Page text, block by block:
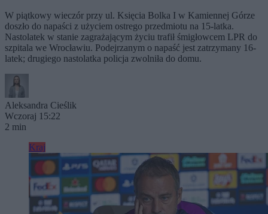
W piątkowy wieczór przy ul. Księcia Bolka I w Kamiennej Górze
doszło do napaści z użyciem ostrego przedmiotu na 15-latka.
Nastolatek w stanie zagrażającym życiu trafił śmigłowcem LPR do
szpitala we Wrocławiu. Podejrzanym o napaść jest zatrzymany 16-
latek; drugiego nastolatka policja zwolniła do domu.
Aleksandra Cieślik
Wczoraj 15:22
2 min
Kraj